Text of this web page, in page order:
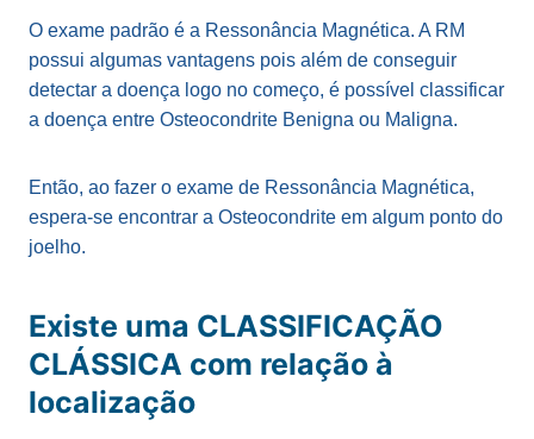
O exame padrão é a Ressonância Magnética. A RM
possui algumas vantagens pois além de conseguir
detectar a doença logo no começo, é possível classificar
a doença entre Osteocondrite Benigna ou Maligna.
Então, ao fazer o exame de Ressonância Magnética,
espera-se encontrar a Osteocondrite em algum ponto do
joelho.
Existe uma CLASSIFICAÇÃO
CLÁSSICA com relação à
localização